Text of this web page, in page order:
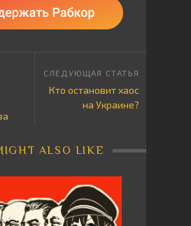
Кто остановит хаос
на Украине?
ALSO LIKE